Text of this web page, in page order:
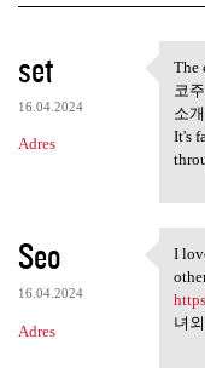
K
o
m
e
a
r
z
set
16.04.2024
Adres
The
The
코
소
It's
Seo
16.04.2024
Adres
I
I
녀